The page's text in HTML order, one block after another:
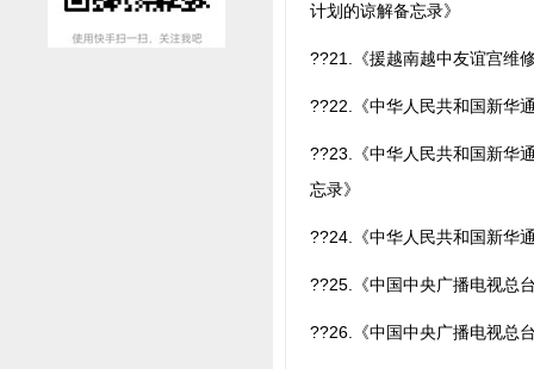
计划的谅解备忘录》
??21.《援越南越中友谊宫维
??22.《中华人民共和国新华
??23.《中华人民共和国新华
忘录》
??24.《中华人民共和国新华
??25.《中国中央广播电视总
??26.《中国中央广播电视总